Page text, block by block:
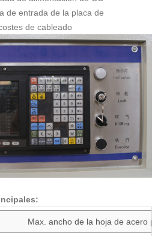
de entrada de la placa de
de cableado
Max. ancho de la hoja de acero